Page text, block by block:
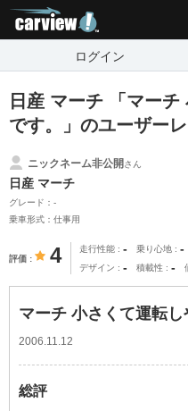
ログイン
日産 マーチ 「マー
です。」のユーザー
ニックネーム非公開さん
日産 マーチ
グレード：-
乗車形式：仕事用
評価 4 走行性能 - 乗り心地 -
デザイン - 積載性 -
マーチ 小さくて運転し
2006.11.12
総評